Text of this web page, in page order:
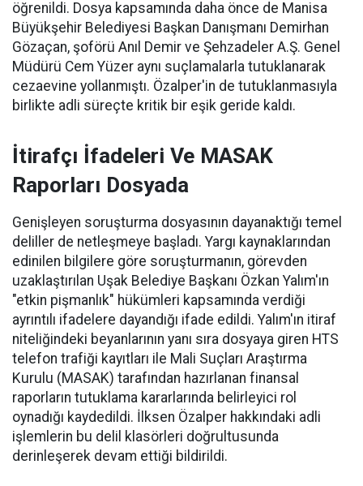
öğrenildi. Dosya kapsamında daha önce de Manisa
Büyükşehir Belediyesi Başkan Danışmanı Demirhan
Gözaçan, şoförü Anıl Demir ve Şehzadeler A.Ş. Genel
Müdürü Cem Yüzer aynı suçlamalarla tutuklanarak
cezaevine yollanmıştı. Özalper'in de tutuklanmasıyla
birlikte adli süreçte kritik bir eşik geride kaldı.
İtirafçı İfadeleri Ve MASAK
Raporları Dosyada
Genişleyen soruşturma dosyasının dayanaktığı temel
deliller de netleşmeye başladı. Yargı kaynaklarından
edinilen bilgilere göre soruşturmanın, görevden
uzaklaştırılan Uşak Belediye Başkanı Özkan Yalım'ın
"etkin pişmanlık" hükümleri kapsamında verdiği
ayrıntılı ifadelere dayandığı ifade edildi. Yalım'ın itiraf
niteliğindeki beyanlarının yanı sıra dosyaya giren HTS
telefon trafiği kayıtları ile Mali Suçları Araştırma
Kurulu (MASAK) tarafından hazırlanan finansal
raporların tutuklama kararlarında belirleyici rol
oynadığı kaydedildi. İlksen Özalper hakkındaki adli
işlemlerin bu delil klasörleri doğrultusunda
derinleşerek devam ettiği bildirildi.